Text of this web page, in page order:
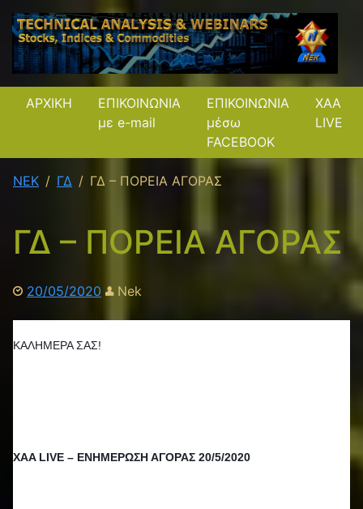
ΑΡΧΙΚΗ
ΕΠΙΚΟΙΝΩΝΙΑ
με e-mail
ΕΠΙΚΟΙΝΩΝΙΑ
μέσω
FACEBOOK
XAA
LIVE
NEK ΓΔ ΓΔ – ΠΟΡΕΙΑ ΑΓΟΡΑΣ
ΓΔ – ΠΟΡΕΙΑ ΑΓΟΡΑΣ
20/05/2020 Nek
ΚΑΛΗΜΕΡΑ ΣΑΣ!
XAA LIVE – ΕΝΗΜΕΡΩΣΗ ΑΓΟΡΑΣ 20/5/2020